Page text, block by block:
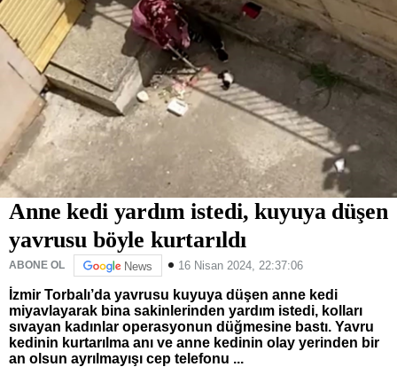
Anne kedi yardım istedi, kuyuya düşen
yavrusu böyle kurtarıldı
ABONE OL News 16 Nisan 2024, 22:37:06
İzmir Torbalı’da yavrusu kuyuya düşen anne kedi
miyavlayarak bina sakinlerinden yardım istedi, kolları
sıvayan kadınlar operasyonun düğmesine bastı. Yavru
kedinin kurtarılma anı ve anne kedinin olay yerinden bir
an olsun ayrılmayışı cep telefonu ...